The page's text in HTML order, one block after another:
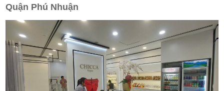
Quận Phú Nhuận